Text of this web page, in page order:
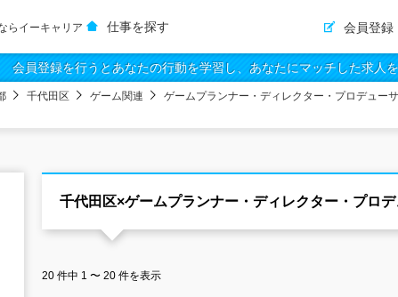
らイーキャリア 仕事を探す 会員登録
会員登録を行うとあなたの行動を学習し、あなたにマッチした求人を
千代田区 ゲーム関連 ゲームプランナー・ディレクター・プロデュー
千代田区×ゲームプランナー・ディレクター・プロ
20 件中 1 〜 20 件を表示